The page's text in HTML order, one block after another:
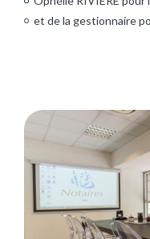
et de la gestionnaire